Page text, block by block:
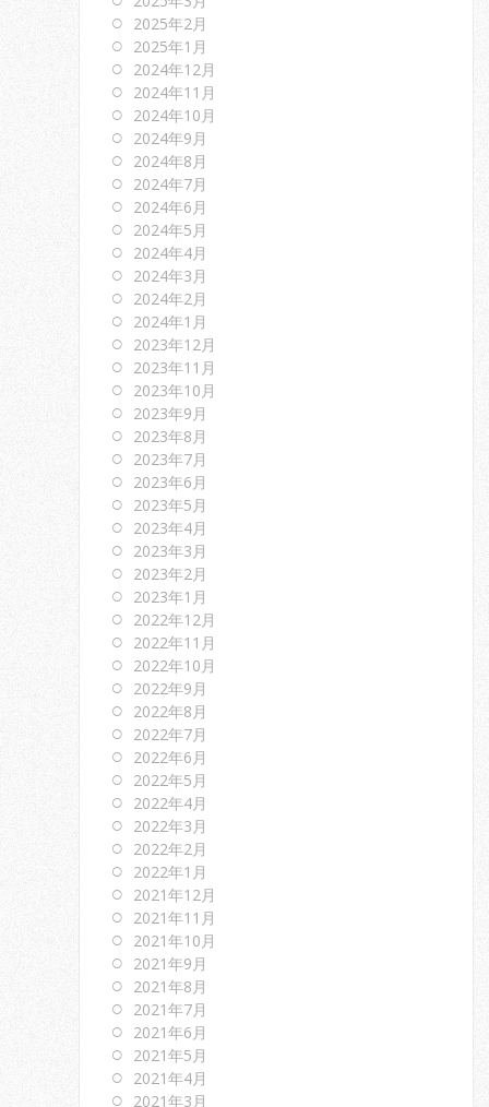
2025年2月
2025年1月
2024年12月
2024年11月
2024年10月
2024年9月
2024年8月
2024年7月
2024年6月
2024年5月
2024年4月
2024年3月
2024年2月
2024年1月
2023年12月
2023年11月
2023年10月
2023年9月
2023年8月
2023年7月
2023年6月
2023年5月
2023年4月
2023年3月
2023年2月
2023年1月
2022年12月
2022年11月
2022年10月
2022年9月
2022年8月
2022年7月
2022年6月
2022年5月
2022年4月
2022年3月
2022年2月
2022年1月
2021年12月
2021年11月
2021年10月
2021年9月
2021年8月
2021年7月
2021年6月
2021年5月
2021年4月
2021年3月